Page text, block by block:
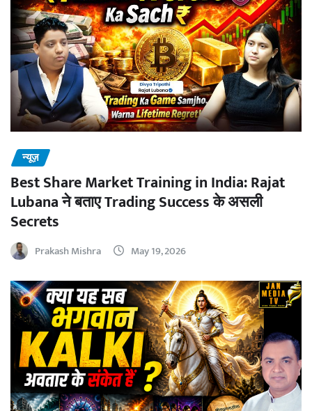
न्यूज़
Best Share Market Training in India: Rajat
Lubana ने बताए Trading Success के असली
Secrets
Prakash Mishra May 19, 2026